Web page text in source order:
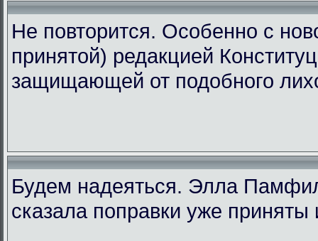
Не повторится. Особенно с
принятой) редакцией
защищающей от подобного
Будем надеяться. Элла
сказала поправки уже